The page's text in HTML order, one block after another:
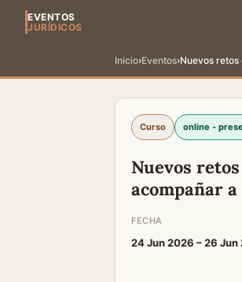
EVENTOS
JURÍDICOS
Inicio›Eventos›Nuevos
Curso online -
Nuevos
acompañar
FECHA
24 Jun 2026 –26 Jun